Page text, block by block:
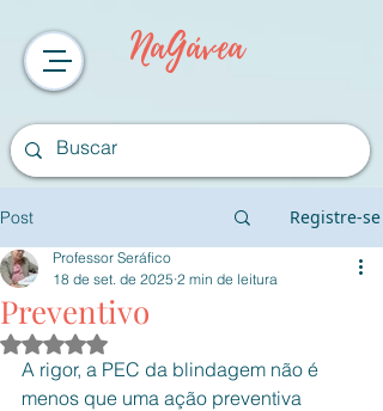
NaGávea
Post Registre-se
Preventivo
Professor Seráfico
18 de set. de 2025 2 min de leitura
Avaliado com NaN de 5 estrelas.
A rigor, a PEC da blindagem não é
menos que uma ação preventiva